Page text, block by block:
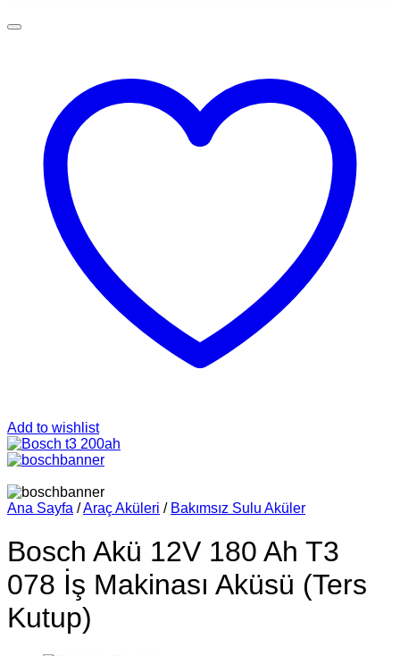
Add to wishlist
Ana Sayfa /Araç Aküleri / Bakımsız Sulu Aküler
Bosch Akü 12V 180 Ah T3
078 İş Makinası Aküsü (Ters
Kutup)